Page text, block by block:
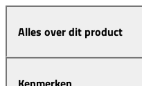
Alles over dit product